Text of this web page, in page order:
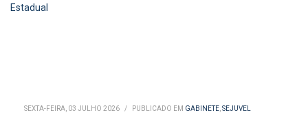
Estadual
SEXTA-FEIRA, 03 JULHO 2026 / PUBLICADO EM GABINETE,SEJUVEL